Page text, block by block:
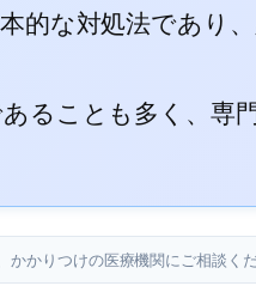
的な対処法であり
ることも多く、専
かりつけの医療機関にご相談くだ